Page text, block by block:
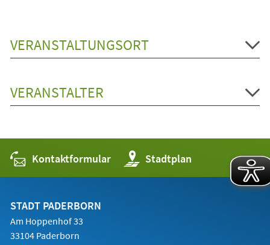
VERANSTALTUNGSORT
VERANSTALTER
Kontaktformular Stadtplan
(Öffnet
in
einem
STADT PADERBORN
Am Hoppenhof 33
33104 Paderborn